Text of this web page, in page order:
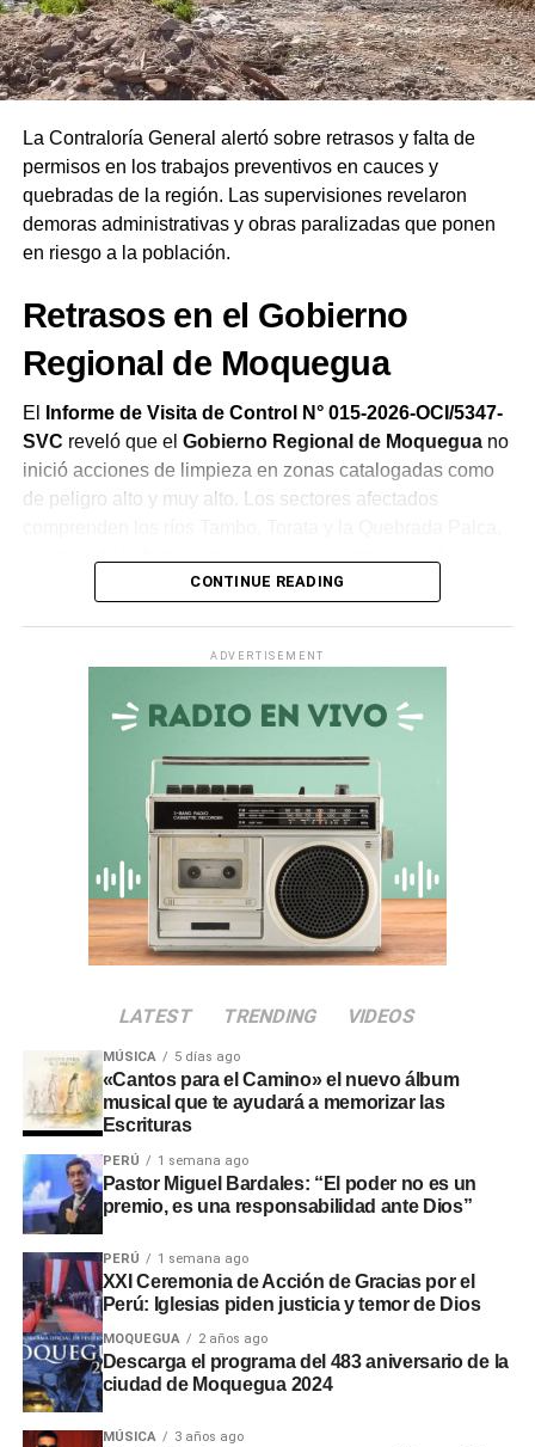
las autoridades salientes y entrantes. Finalmente,
remarcó que las Asambleas de Dios del Perú celebran su
19.ª Confraternidad Regional en Ilo reafirmando el
compromiso de la iglesia de orar constantemente por el
bienestar del país.
La Contraloría General alertó sobre retrasos y falta de
permisos en los trabajos preventivos en cauces y
quebradas de la región. Las supervisiones revelaron
demoras administrativas y obras paralizadas que ponen
en riesgo a la población.
Retrasos en el Gobierno
Regional de Moquegua
El
Informe de Visita de Control N° 015-2026-OCI/5347-
SVC reveló que el Gobierno Regional de Moqueguano
inició acciones de limpieza en zonas catalogadas como
de peligro alto y muy alto. Los sectores afectados
además de la falta de trámite presupuestal para el río
descolmatación adjudicado porS/ 70 000quedó
la nulidad del servicio debido a incompatibilidades en los
términos de referencia, dejando vulnerable a la zona.
Irregularidades en la
Municipalidad Distrital de San
Antonio
Informe de Visita de Control N° 017-2026-OCI/0446-
no aprobó el presupuesto para las
intervenciones en los sectores de Chamos del Pino y La
Rinconada, a pesar de disponer de recursos económicos
institucionales.
Adicionalmente, en el sector
laboró sin la autorización de laAutoridad Administrativa
del Agua. En Santo Domingo y El Conde, las labores
ingenieros residentes o inspectores.
Consecuencias y
recomendaciones ante El Niño
Las situaciones adversas detectadas comprometen la
CONTINUE READING
ADVERTISEMENT
LATEST TRENDING VIDEOS
MÚSICA 5 días ago
«Cantos para el Camino» el nuevo álbum
musical que te ayudará a memorizar las
Escrituras
PERÚ 1 semana ago
Pastor Miguel Bardales: “El poder no es un
premio, es una responsabilidad ante Dios”
PERÚ 1 semana ago
XXI Ceremonia de Acción de Gracias por el
Perú: Iglesias piden justicia y temor de Dios
MOQUEGUA 2 años ago
Descarga el programa del 483 aniversario de la
ciudad de Moquegua 2024
MÚSICA 3 años ago